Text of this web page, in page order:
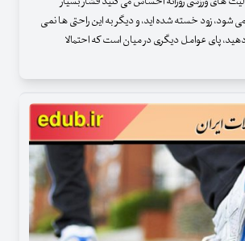
می‌ شود، زود خسته شده ‌اید، و دیگر به این راحتی ‌ها نمی
دهید، پای عوامل دیگری در میان است که احتمالا